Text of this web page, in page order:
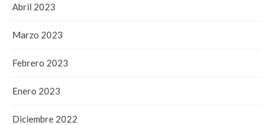
Abril 2023
Marzo 2023
Febrero 2023
Enero 2023
Diciembre 2022